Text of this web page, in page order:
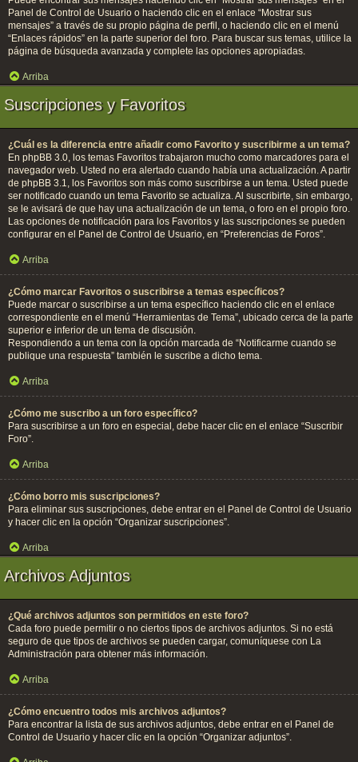
Panel de Control de Usuario o haciendo clic en el enlace “Mostrar sus
mensajes” a través de su propio página de perfil, o haciendo clic en el menú
“Enlaces rápidos” en la parte superior del foro. Para buscar sus temas, utilice la
página de búsqueda avanzada y complete las opciones apropiadas.
Arriba
Suscripciones y Favoritos
¿Cuál es la diferencia entre añadir como Favorito y suscribirme a un tema?
En phpBB 3.0, los temas Favoritos trabajaron mucho como marcadores para el
navegador web. Usted no era alertado cuando había una actualización. A partir
de phpBB 3.1, los Favoritos son más como suscribirse a un tema. Usted puede
ser notificado cuando un tema Favorito se actualiza. Al suscribirte, sin embargo,
se le avisará de que hay una actualización de un tema, o foro en el propio foro.
Las opciones de notificación para los Favoritos y las suscripciones se pueden
configurar en el Panel de Control de Usuario, en “Preferencias de Foros”.
Arriba
¿Cómo marcar Favoritos o suscribirse a temas específicos?
Puede marcar o suscribirse a un tema específico haciendo clic en el enlace
correspondiente en el menú “Herramientas de Tema”, ubicado cerca de la parte
superior e inferior de un tema de discusión.
Respondiendo a un tema con la opción marcada de “Notificarme cuando se
publique una respuesta” también le suscribe a dicho tema.
Arriba
¿Cómo me suscribo a un foro específico?
Para suscribirse a un foro en especial, debe hacer clic en el enlace “Suscribir
Foro”.
Arriba
¿Cómo borro mis suscripciones?
Para eliminar sus suscripciones, debe entrar en el Panel de Control de Usuario
y hacer clic en la opción “Organizar suscripciones”.
Arriba
Archivos Adjuntos
¿Qué archivos adjuntos son permitidos en este foro?
Cada foro puede permitir o no ciertos tipos de archivos adjuntos. Si no está
seguro de que tipos de archivos se pueden cargar, comuníquese con La
Administración para obtener más información.
Arriba
¿Cómo encuentro todos mis archivos adjuntos?
Para encontrar la lista de sus archivos adjuntos, debe entrar en el Panel de
Control de Usuario y hacer clic en la opción “Organizar adjuntos”.